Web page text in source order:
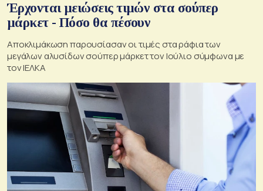
Έρχονται μειώσεις τιμών στα σούπερ
μάρκετ - Πόσο θα πέσουν
Αποκλιμάκωση παρουσίασαν οι τιμές στα ράφια των
μεγάλων αλυσίδων σούπερ μάρκετ τον Ιούλιο σύμφωνα με
τον ΙΕΛΚΑ